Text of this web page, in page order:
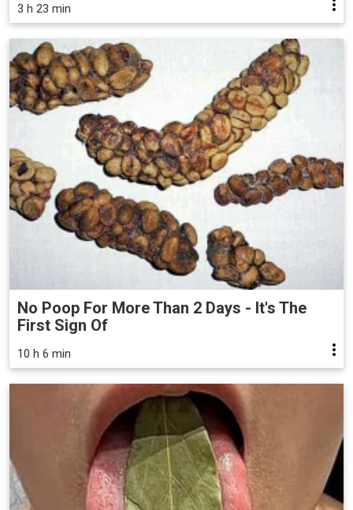
3 h 23 min
No Poop For More Than 2 Days - It's The
First Sign Of
10 h 6 min